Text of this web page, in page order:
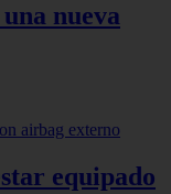
nueva
equipado